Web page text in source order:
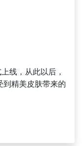
线，从此以后，
到精美皮肤带来的